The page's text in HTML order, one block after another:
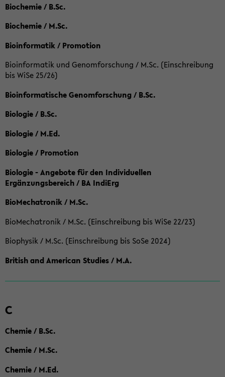
Biochemie / B.Sc.
Biochemie / M.Sc.
Bioinformatik / Promotion
Bioinformatik und Genomforschung / M.Sc. (Einschreibung
bis WiSe 25/26)
Bioinformatische Genomforschung / B.Sc.
Biologie / B.Sc.
Biologie / M.Ed.
Biologie / Promotion
Biologie - Angebote für den Individuellen
Ergänzungsbereich / BA IndiErg
BioMechatronik / M.Sc.
BioMechatronik / M.Sc. (Einschreibung bis WiSe 22/23)
Biophysik / M.Sc. (Einschreibung bis SoSe 2024)
British and American Studies / M.A.
C
Chemie / B.Sc.
Chemie / M.Sc.
Chemie / M.Ed.